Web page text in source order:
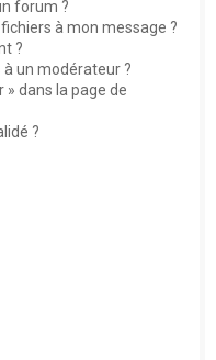
forum ?
à mon message ?
?
un modérateur ?
dans la page de
?